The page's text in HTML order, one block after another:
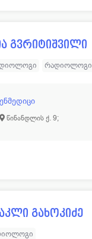
გვრიტიშვილი
რადიოლოგი
ენმედიცი
წინანდლის ქ. 9;
გახოკიძე